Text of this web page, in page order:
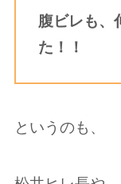
腹ビレも、
た！！
というのも、